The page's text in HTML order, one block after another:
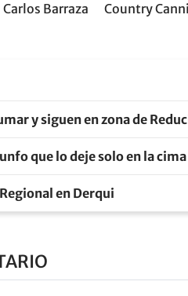
Carlos Barraza Country
y siguen en zona de
que lo deje solo en la cima
en Derqui